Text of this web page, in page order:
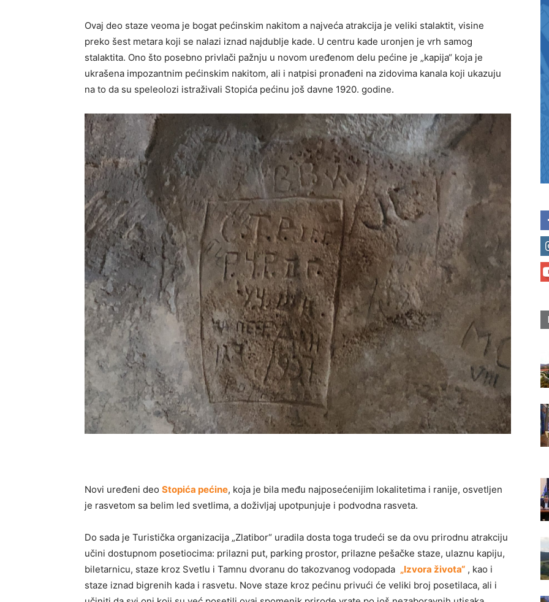
Ovaj deo staze veoma je bogat pećinskim nakitom a najveća atrakcija je veliki stalaktit, visine
preko šest metara koji se nalazi iznad najdublje kade. U centru kade uronjen je vrh samog
stalaktita. Ono što posebno privlači pažnju u novom uređenom delu pećine je „kapija“ koja je
ukrašena impozantnim pećinskim nakitom, ali i natpisi pronađeni na zidovima kanala koji ukazuju
na to da su speleolozi istraživali Stopića pećinu još davne 1920. godine.
Novi uređeni deo Stopića pećine, koja je bila među najposećenijim lokalitetima i ranije, osvetljen
je rasvetom sa belim led svetlima, a doživljaj upotpunjuje i podvodna rasveta.
Do sada je Turistička organizacija „Zlatibor“ uradila dosta toga trudeći se da ovu prirodnu atrakciju
učini dostupnom posetiocima: prilazni put, parking prostor, prilazne pešačke staze, ulaznu kapiju,
biletarnicu, staze kroz Svetlu i Tamnu dvoranu do takozvanog vodopada „Izvora života“ , kao i
staze iznad bigrenih kada i rasvetu. Nove staze kroz pećinu privući će veliki broj posetilaca, ali i